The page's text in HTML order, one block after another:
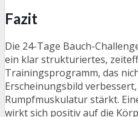
Fazit
Die 24-Tage Bauch-
ein klar strukturiertes,
Trainingsprogramm, das
Erscheinungsbild
Rumpfmuskulatur stärkt.
wirkt sich positiv auf die